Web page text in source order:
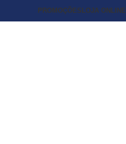
PROMOÇÕES LOJA ONLINE